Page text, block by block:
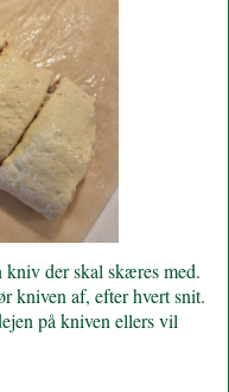
der skal skæres med.
kniven af, efter hvert snit.
på kniven ellers vil